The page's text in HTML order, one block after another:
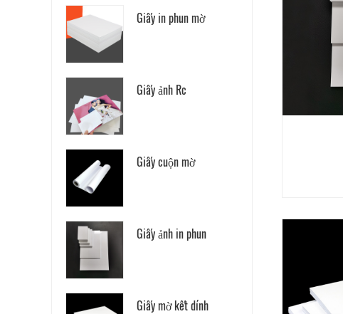
Giấy in phun mờ
Giấy ảnh Rc
Giấy cuộn mờ
Giấy ảnh in phun
Giấy mờ kết dính